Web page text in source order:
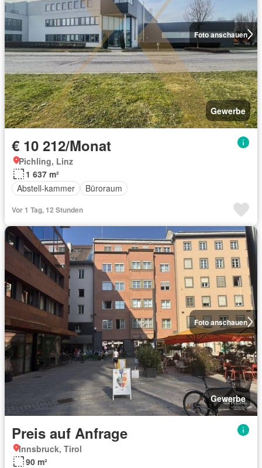
Foto anschauen
Gewerbe
€ 10 212/Monat
Pichling, Linz
1 637 m²
Abstell-kammer
Büroraum
Vor 1 Tag, 12 Stunden
Foto anschauen
Gewerbe
Preis auf Anfrage
Innsbruck, Tirol
90 m²